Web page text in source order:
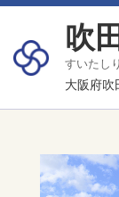
吹
すいたし
大阪府吹